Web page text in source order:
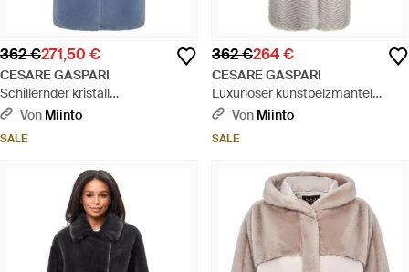
362 €271,50 €
CESARE GASPARI
Schillernder kristall
kunstpelzmantel - blau
Von Miinto
SALE
362 €264 €
CESARE GASPARI
Luxuriöser kunstpelzmantel
natalie - weiß - Grau
Von Miinto
SALE